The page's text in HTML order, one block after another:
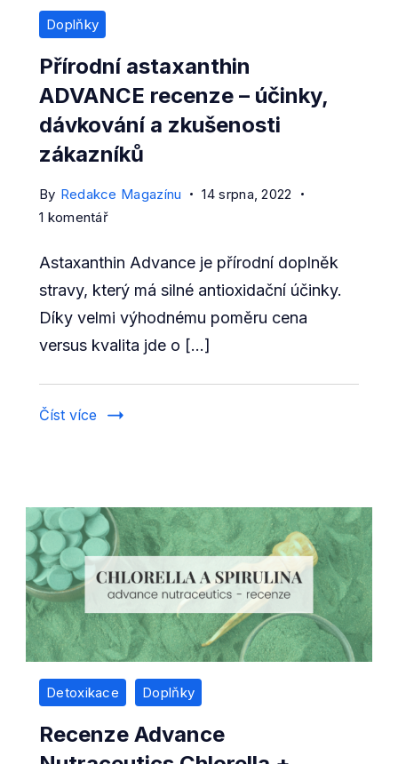
Doplňky
Přírodní astaxanthin
ADVANCE recenze – účinky,
dávkování a zkušenosti
zákazníků
By Redakce Magazínu
14 srpna, 2022
1 komentářu
s
názvem
Přírodní
astaxanthin
ADVANCE
účinky,
zákazníků
Astaxanthin Advance je přírodní doplněk
stravy, který má silné antioxidační účinky.
Díky velmi výhodnému poměru cena
versus kvalita jde o […]
Číst více
Detoxikace Doplňky
Recenze Advance